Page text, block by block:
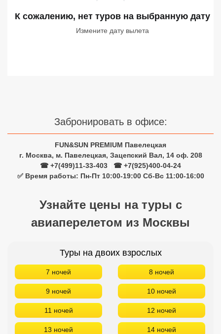
К сожалению, нет туров на выбранную дату
Измените дату вылета
Забронировать в офисе:
FUN&SUN PREMIUM Павелецкая
г. Москва, м. Павелецкая, Зацепский Вал, 14 оф. 208
☎ +7(499)11-33-403
☎ +7(925)400-04-24
✅ Время работы: Пн-Пт 10:00-19:00 Сб-Вс 11:00-16:00
Узнайте цены на туры с
авиаперелетом из Москвы
Туры на двоих взрослых
7 ночей 8 ночей
9 ночей 10 ночей
11 ночей 12 ночей
13 ночей 14 ночей
Сетевые отели Египта
Сетевые отели Вьетнама
Сетевые отели Мальдив
Сетевые отели Бали